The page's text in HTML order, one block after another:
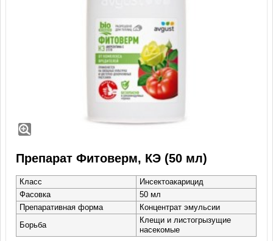
Препарат Фитоверм, КЭ (50 мл)
Класс
Инсектоакарицид
Фасовка
50 мл
Препаративная форма
Концентрат эмульсии
Борьба
Клещи и листогрызущие
насекомые